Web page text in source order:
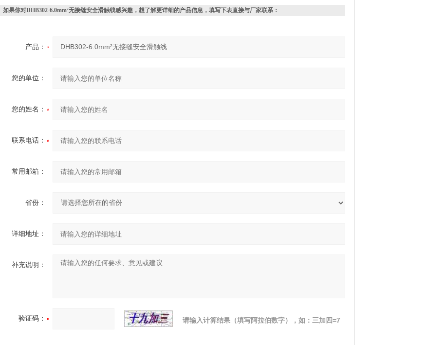
如果你对DHB302-6.0mm²无接缝安全滑触线感兴趣，想了解更详细的产品信息，填写下表直接与厂家联系：
产品：
您的单位：
您的姓名：
联系电话：
常用邮箱：
省份：
详细地址：
补充说明：
验证码： 请输入计算结果（填写阿拉伯数字），如：三加四=7